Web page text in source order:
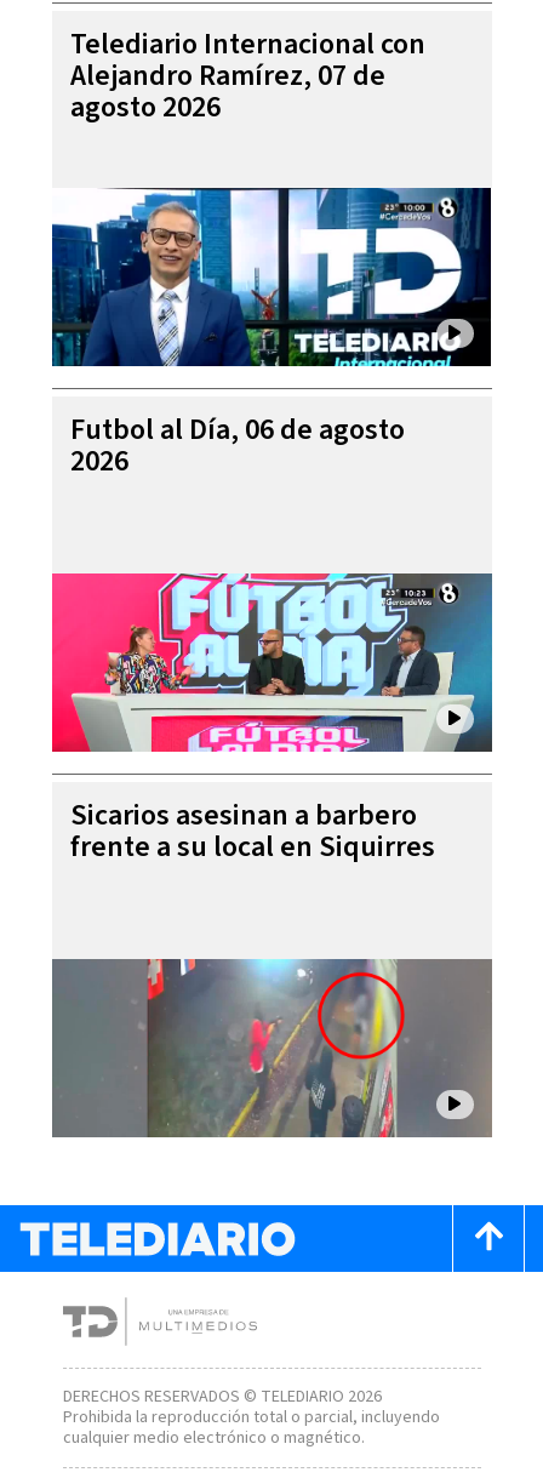
Telediario Internacional con
Alejandro Ramírez, 07 de
agosto 2026
Futbol al Día, 06 de agosto
2026
Sicarios asesinan a barbero
frente a su local en Siquirres
DERECHOS RESERVADOS © TELEDIARIO 2026
Prohibida la reproducción total o parcial, incluyendo
cualquier medio electrónico o magnético.